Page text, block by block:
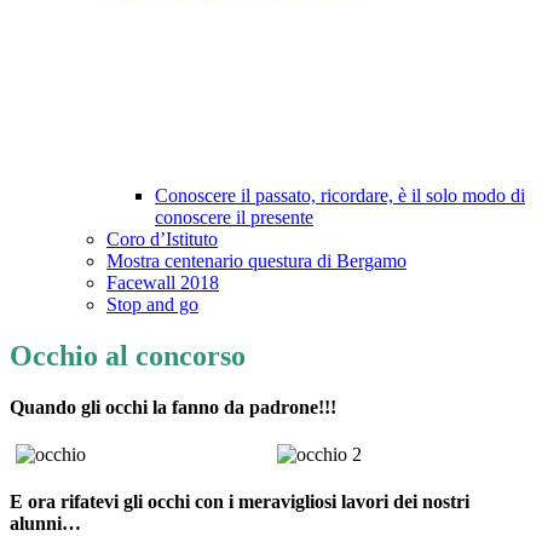
Conoscere il passato, ricordare, è il solo modo di
conoscere il presente
Coro d’Istituto
Mostra centenario questura di Bergamo
Facewall 2018
Stop and go
Occhio al concorso
Quando gli occhi la fanno da padrone!!!
E ora rifatevi gli occhi con i meravigliosi lavori dei nostri
alunni…